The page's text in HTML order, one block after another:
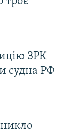
ЗРК
судна РФ